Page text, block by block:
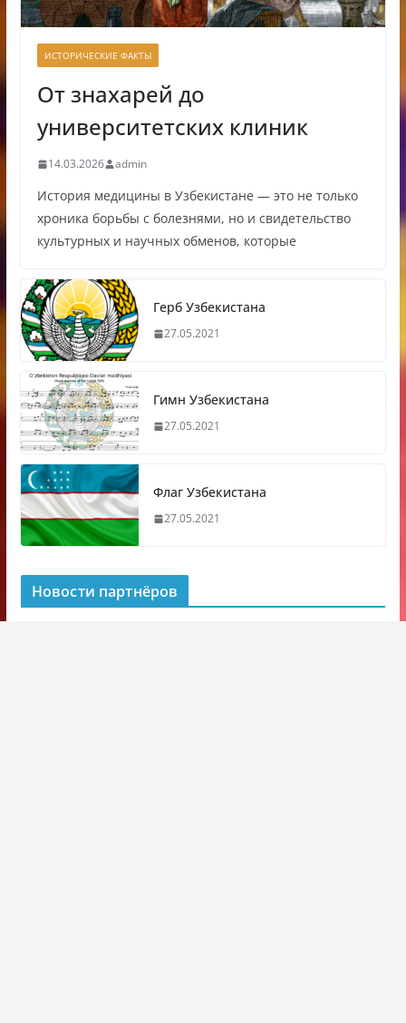
ИСТОРИЧЕСКИЕ ФАКТЫ
От знахарей до
университетских клиник
14.03.2026 admin
История медицины в Узбекистане — это не только
хроника борьбы с болезнями, но и свидетельство
культурных и научных обменов, которые
Герб Узбекистана
27.05.2021
Гимн Узбекистана
27.05.2021
Флаг Узбекистана
27.05.2021
Новости партнёров